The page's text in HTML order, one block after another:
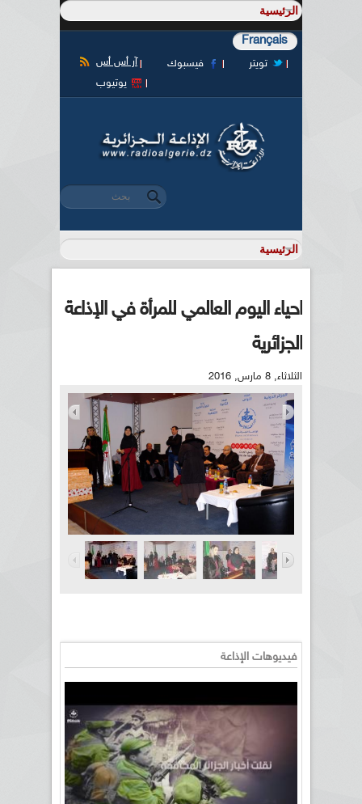
Français
آر أس أس فيسبوك
تويتر
يوتيوب
استمارة البحث
‏بحث ‏
احياء اليوم العالمي للمرأة في الإذاعة
الجزائرية
الثلاثاء, 8 مارس, 2016
فيديوهات الإذاعة